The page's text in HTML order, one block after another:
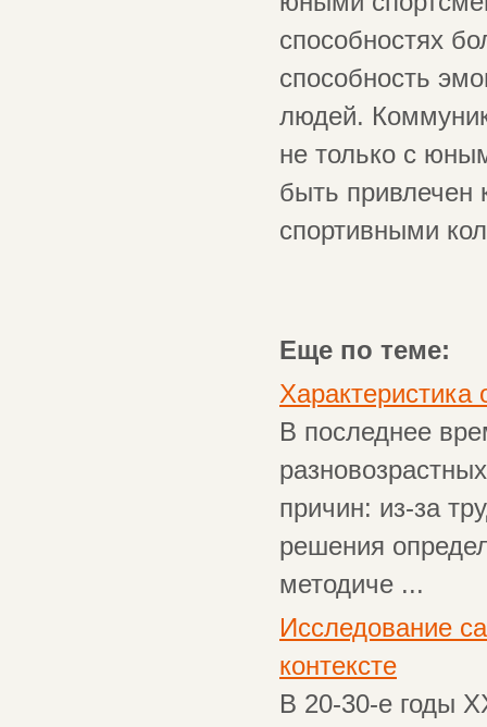
способностях
способность
людей.
не только с
быть привлечен
спортивными
Еще по теме:
Характеристика
В последнее
причин: из-за
решения
методиче ...
Исследование
контексте
В 20-30-е годы